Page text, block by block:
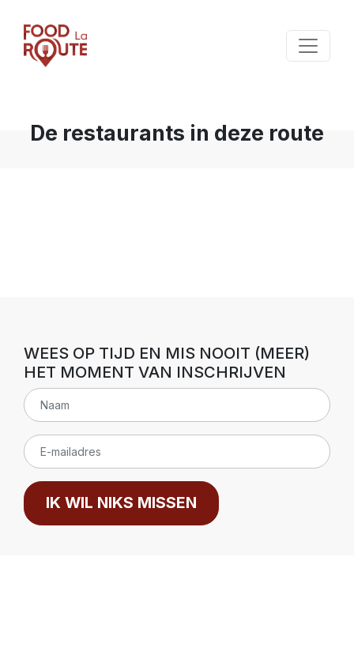
De restaurants in deze route
WEES OP TIJD EN MIS NOOIT (MEER)
HET MOMENT VAN INSCHRIJVEN
IK WIL NIKS MISSEN